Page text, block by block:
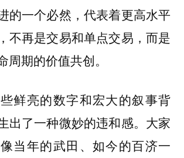
的一个必然，代表着更高水平
不再是交易和单点交易，而是
周期的价值共创。
鲜亮的数字和宏大的叙事背
出了一种微妙的违和感。大家
当年的武田、如今的百济一